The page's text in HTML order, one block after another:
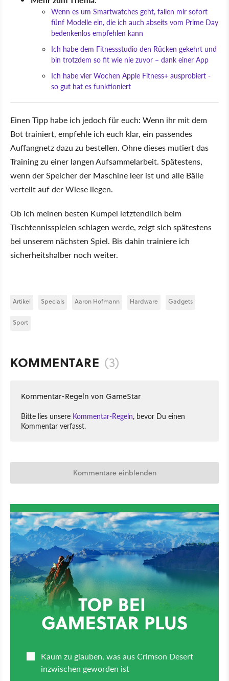
Wenn es um Smartwatches geht, fallen mir sofort
fünf Modelle ein, die ich auch abseits vom Prime Day
bedenkenlos empfehlen kann
Ich habe dem Fitnessstudio den Rücken gekehrt und
bin trotzdem so fit wie nie zuvor – dank einer App
Ich habe vier Wochen Apple Fitness+ ausprobiert -
so gut hat es funktioniert
Einen Tipp habe ich jedoch für euch: Wenn ihr mit dem
Bot trainiert, empfehle ich euch klar, ein passendes
Auffangnetz dazu zu bestellen. Ohne dieses mutiert das
Training zu einer langen Aufsammelarbeit. Spätestens,
wenn der Speicher der Maschine leer ist und alle Bälle
verteilt auf der Wiese liegen.
Ob ich meinen besten Kumpel letztendlich beim
Tischtennisspielen schlagen werde, zeigt sich spätestens
bei unserem nächsten Spiel. Bis dahin trainiere ich
sicherheitshalber noch weiter.
Artikel Specials Aaron Hofmann Hardware Gadgets
Sport
KOMMENTARE (3)
Kommentar-Regeln von GameStar
Bitte lies unsere Kommentar-Regeln, bevor Du einen
Kommentar verfasst.
Kommentare einblenden